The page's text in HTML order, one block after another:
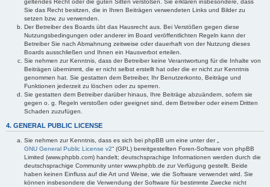
geltendes Recht oder die guten Sitten verstoßen. Sie erklären insbesondere, dass
Sie das Recht besitzen, die in Ihren Beiträgen verwendeten Links und Bilder zu
setzen bzw. zu verwenden.
Der Betreiber des Boards übt das Hausrecht aus. Bei Verstößen gegen diese
Nutzungsbedingungen oder anderer im Board veröffentlichten Regeln kann der
Betreiber Sie nach Abmahnung zeitweise oder dauerhaft von der Nutzung dieses
Boards ausschließen und Ihnen ein Hausverbot erteilen.
Sie nehmen zur Kenntnis, dass der Betreiber keine Verantwortung für die Inhalte von
Beiträgen übernimmt, die er nicht selbst erstellt hat oder die er nicht zur Kenntnis
genommen hat. Sie gestatten dem Betreiber, Ihr Benutzerkonto, Beiträge und
Funktionen jederzeit zu löschen oder zu sperren.
Sie gestatten dem Betreiber darüber hinaus, Ihre Beiträge abzuändern, sofern sie
gegen o. g. Regeln verstoßen oder geeignet sind, dem Betreiber oder einem Dritten
Schaden zuzufügen.
4. GENERAL PUBLIC LICENSE
Sie nehmen zur Kenntnis, dass es sich bei phpBB um eine unter der „
GNU General Public License v2“ (GPL) bereitgestellten Foren-Software von phpBB
Limited (www.phpbb.com) handelt; deutschsprachige Informationen werden durch die
deutschsprachige Community unter www.phpbb.de zur Verfügung gestellt. Beide
haben keinen Einfluss auf die Art und Weise, wie die Software verwendet wird. Sie
können insbesondere die Verwendung der Software für bestimmte Zwecke nicht